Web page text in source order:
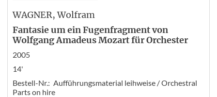
WAGNER, Wolfram
Fantasie um ein Fugenfragment von
Wolfgang Amadeus Mozart für Orchester
2005
14'
Bestell-Nr.: Aufführungsmaterial leihweise / Orchestral
Parts on hire